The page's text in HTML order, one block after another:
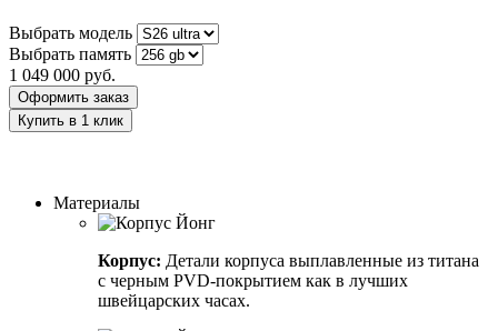
Выбрать модель
Выбрать память
1 049 000 руб.
Оформить заказ
Купить в 1 клик
Материалы
Корпус: Детали корпуса выплавленные из титана
с черным PVD-покрытием как в лучших
швейцарских часах.